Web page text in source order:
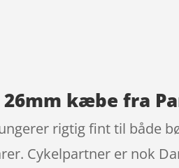
26mm kæbe fra
rigtig fint til både
Cykelpartner er nok